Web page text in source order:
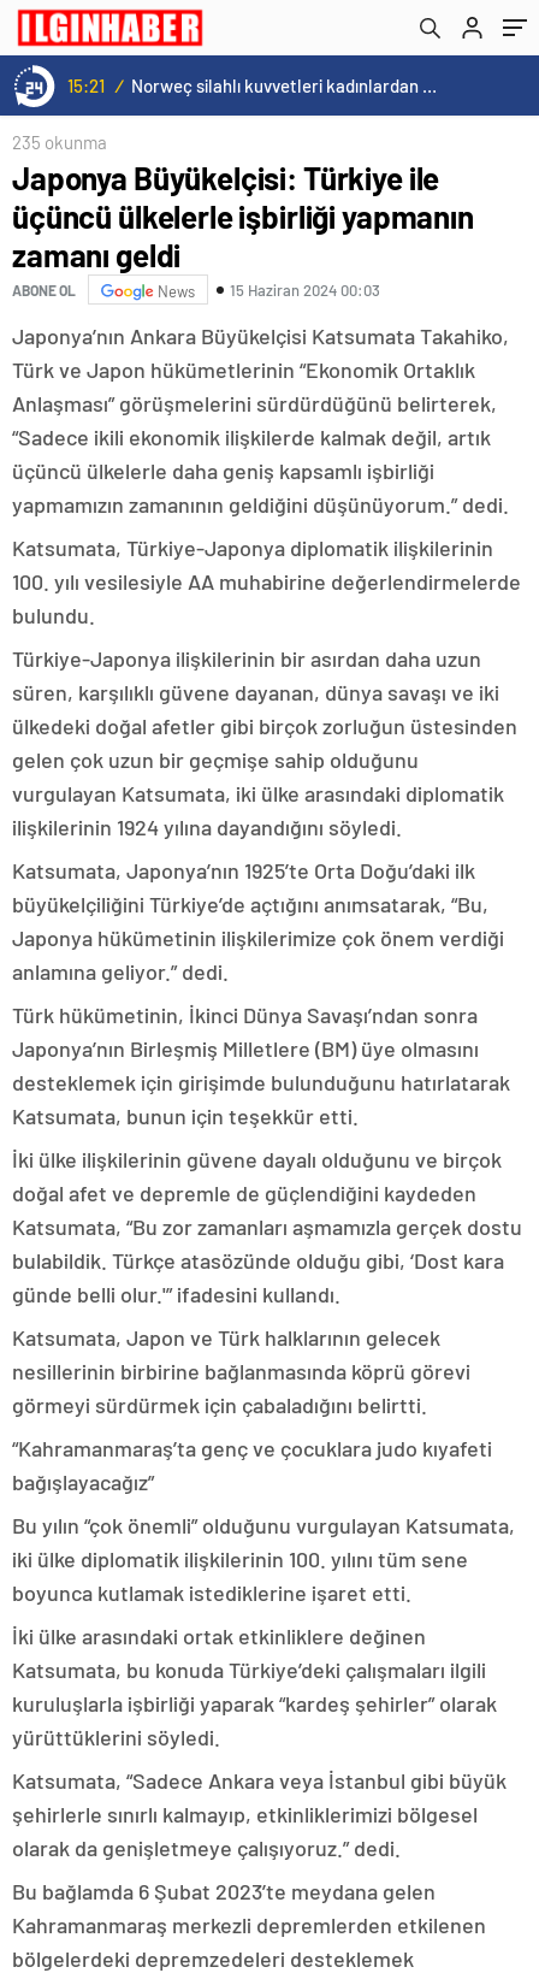
15:20 / Cristiano Ronaldo’nun akıllara zarar tüm kariyerinin istatistiğini çıkardık !
235 okunma
Japonya Büyükelçisi: Türkiye ile
üçüncü ülkelerle işbirliği yapmanın
zamanı geldi
ABONE OL News 15 Haziran 2024 00:03
Japonya’nın Ankara Büyükelçisi Katsumata Takahiko,
Türk ve Japon hükümetlerinin “Ekonomik Ortaklık
Anlaşması” görüşmelerini sürdürdüğünü belirterek,
“Sadece ikili ekonomik ilişkilerde kalmak değil, artık
üçüncü ülkelerle daha geniş kapsamlı işbirliği
yapmamızın zamanının geldiğini düşünüyorum.” dedi.
Katsumata, Türkiye-Japonya diplomatik ilişkilerinin
100. yılı vesilesiyle AA muhabirine değerlendirmelerde
bulundu.
Türkiye-Japonya ilişkilerinin bir asırdan daha uzun
süren, karşılıklı güvene dayanan, dünya savaşı ve iki
ülkedeki doğal afetler gibi birçok zorluğun üstesinden
gelen çok uzun bir geçmişe sahip olduğunu
vurgulayan Katsumata, iki ülke arasındaki diplomatik
ilişkilerinin 1924 yılına dayandığını söyledi.
Katsumata, Japonya’nın 1925’te Orta Doğu’daki ilk
büyükelçiliğini Türkiye’de açtığını anımsatarak, “Bu,
Japonya hükümetinin ilişkilerimize çok önem verdiği
anlamına geliyor.” dedi.
Türk hükümetinin, İkinci Dünya Savaşı’ndan sonra
Japonya’nın Birleşmiş Milletlere (BM) üye olmasını
desteklemek için girişimde bulunduğunu hatırlatarak
Katsumata, bunun için teşekkür etti.
İki ülke ilişkilerinin güvene dayalı olduğunu ve birçok
doğal afet ve depremle de güçlendiğini kaydeden
Katsumata, “Bu zor zamanları aşmamızla gerçek dostu
bulabildik. Türkçe atasözünde olduğu gibi, ‘Dost kara
günde belli olur.'” ifadesini kullandı.
Katsumata, Japon ve Türk halklarının gelecek
nesillerinin birbirine bağlanmasında köprü görevi
görmeyi sürdürmek için çabaladığını belirtti.
“Kahramanmaraş’ta genç ve çocuklara judo kıyafeti
bağışlayacağız”
Bu yılın “çok önemli” olduğunu vurgulayan Katsumata,
iki ülke diplomatik ilişkilerinin 100. yılını tüm sene
boyunca kutlamak istediklerine işaret etti.
İki ülke arasındaki ortak etkinliklere değinen
Katsumata, bu konuda Türkiye’deki çalışmaları ilgili
kuruluşlarla işbirliği yaparak “kardeş şehirler” olarak
yürüttüklerini söyledi.
Katsumata, “Sadece Ankara veya İstanbul gibi büyük
şehirlerle sınırlı kalmayıp, etkinliklerimizi bölgesel
olarak da genişletmeye çalışıyoruz.” dedi.
Bu bağlamda 6 Şubat 2023’te meydana gelen
Kahramanmaraş merkezli depremlerden etkilenen
bölgelerdeki depremzedeleri desteklemek